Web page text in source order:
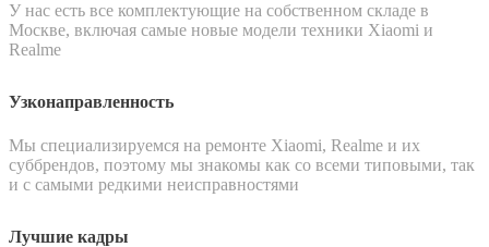
У нас есть все комплектующие на собственном складе в
Москве, включая самые новые модели техники Xiaomi и
Realme
Узконаправленность
Мы специализируемся на ремонте Xiaomi, Realme и их
суббрендов, поэтому мы знакомы как со всеми типовыми, так
и с самыми редкими неисправностями
Лучшие кадры